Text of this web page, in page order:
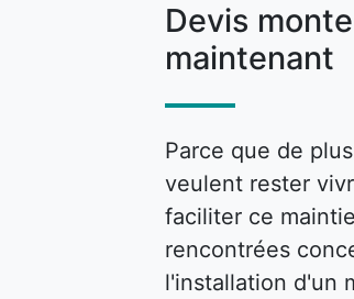
Devis
maintenant
Parce que de
veulent rester
faciliter ce
rencontrées
l'installation d'un